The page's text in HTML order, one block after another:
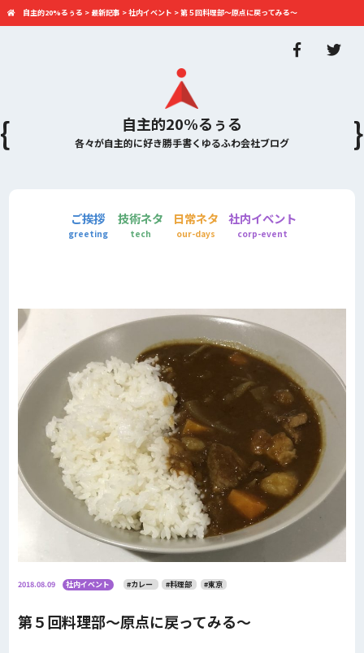
自主的20%るぅる
各々が自主的に好き勝手書くゆるふわ会社ブログ
自主的20%るぅる > 最新記事 >社内イベント >第５回料理部～原点に戻ってみる～
ご挨拶
greeting
技術ネタ
tech
日常ネタ
our-days
社内イベント
corp-event
2018.08.09 社内イベント #カレー #料理部 #東京
第５回料理部～原点に戻ってみる～